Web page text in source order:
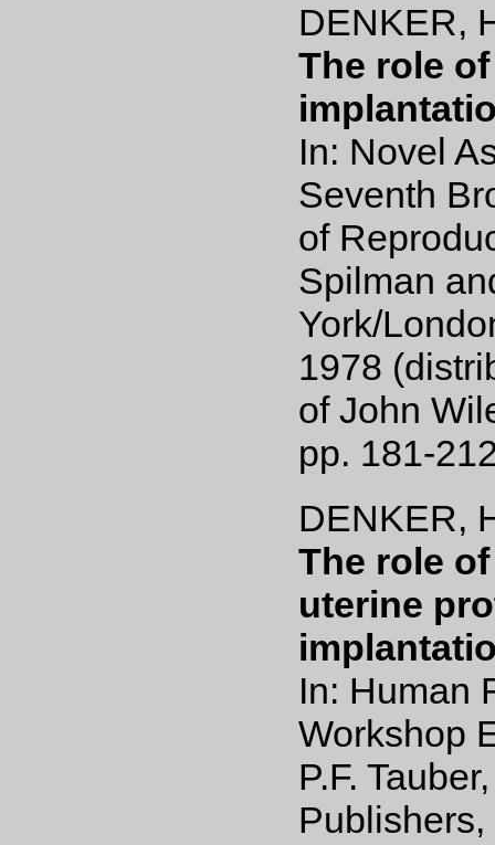
DENKER,
The role
In: Novel
Seventh
of
Spilman
York/
1978
of John
pp. 181-
DENKER,
The role
uterine
In: Human
Workshop
P.F.